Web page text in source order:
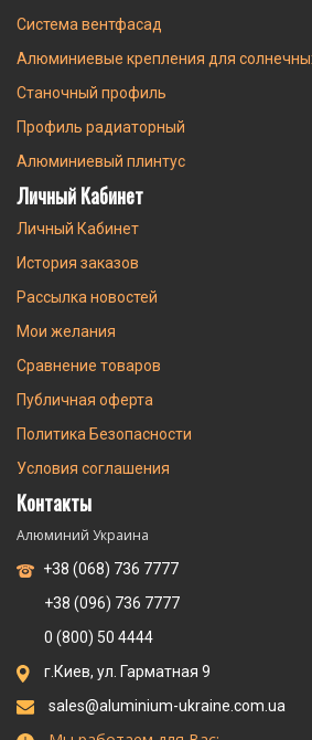
Система вентфасад
Алюминиевые крепления для
Станочный профиль
Профиль радиаторный
Алюминиевый плинтус
Личный Кабинет
Личный Кабинет
История заказов
Рассылка новостей
Мои желания
Сравнение товаров
Публичная оферта
Политика Безопасности
Условия соглашения
Контакты
Алюминий Украина
+38 (068) 736 7777
+38 (096) 736 7777
0 (800) 50 4444
г.Киев, ул. Гарматная 9
sales@aluminium-ukraine.com.ua